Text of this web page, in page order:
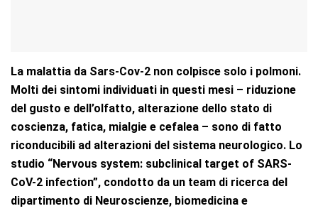
La malattia da Sars-Cov-2 non colpisce solo i polmoni.
Molti dei sintomi individuati in questi mesi – riduzione
del gusto e dell’olfatto, alterazione dello stato di
coscienza, fatica, mialgie e cefalea – sono di fatto
riconducibili ad alterazioni del sistema neurologico. Lo
studio “Nervous system: subclinical target of SARS-
CoV-2 infection”, condotto da un team di ricerca del
dipartimento di Neuroscienze, biomedicina e